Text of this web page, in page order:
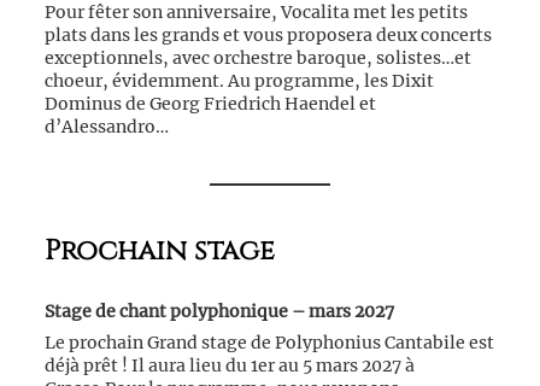
Pour fêter son anniversaire, Vocalita met les petits
plats dans les grands et vous proposera deux concerts
exceptionnels, avec orchestre baroque, solistes…et
choeur, évidemment. Au programme, les Dixit
Dominus de Georg Friedrich Haendel et
d’Alessandro…
Prochain stage
Stage de chant polyphonique – mars 2027
Le prochain Grand stage de Polyphonius Cantabile est
déjà prêt ! Il aura lieu du 1er au 5 mars 2027 à